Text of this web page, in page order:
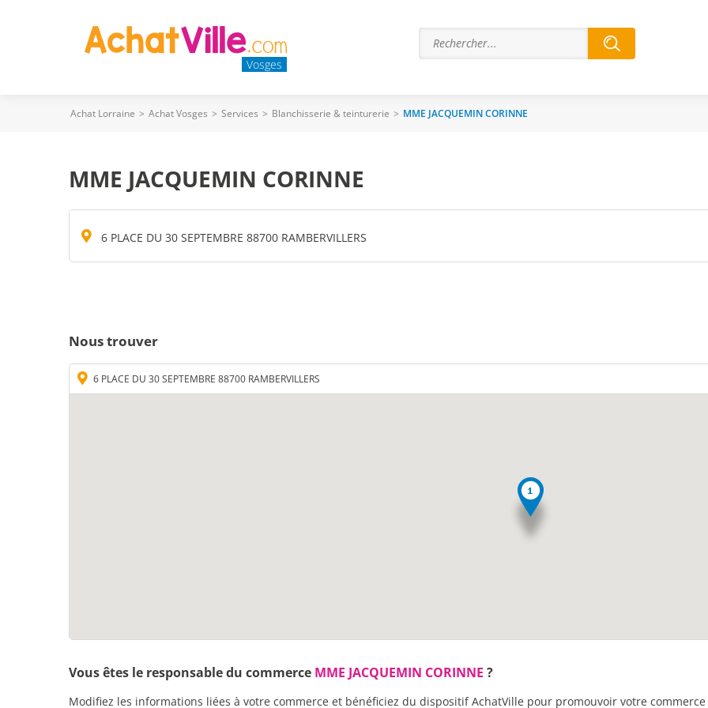
Vosges
Achat Lorraine > Achat Vosges > Services > Blanchisserie & teinturerie > MME JACQUEMIN CORINNE
MME JACQUEMIN CORINNE
6 PLACE DU 30 SEPTEMBRE 88700 RAMBERVILLERS
Nous trouver
6 PLACE DU 30 SEPTEMBRE 88700 RAMBERVILLERS
Vous êtes le responsable du commerce MME JACQUEMIN CORINNE ?
Modifiez les informations liées à votre commerce et bénéficiez du dispositif AchatVille pour promouvoir votre